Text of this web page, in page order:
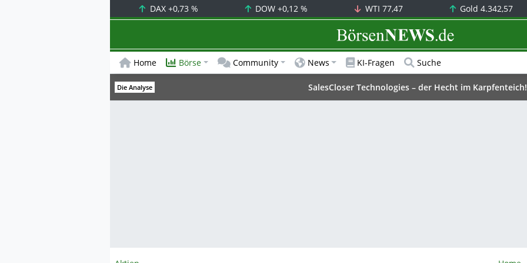
DAX +0,73 % DOW+0,12 % WTI 77,47 Gold4.342,57
BörsenNEWS.de
Home Börse Community News KI-Fragen Suche
Die Analyse SalesCloser Technologies – der Hecht im Karpfenteich!